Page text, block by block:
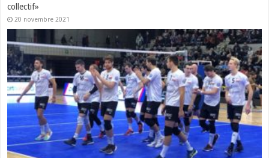
collectif»
20 novembre 2021